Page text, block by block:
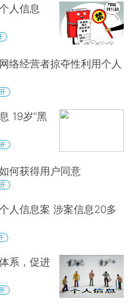
人信息
络经营者掠夺性利用个人
19岁“黑
何获得用户同意
人信息案 涉案信息20多
系，促进